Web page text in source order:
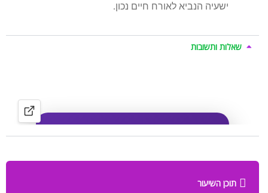
ישעיה הנביא לאורח חיים נכון.
שאלות ותשובות
תוכן השיעור